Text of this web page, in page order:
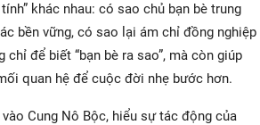
khác nhau: có sao chủ bạn bè trung
bền vững, có sao lại ám chỉ đồng nghiệp
để biết “bạn bè ra sao”, mà còn giúp
quan hệ để cuộc đời nhẹ bước hơn.
Cung Nô Bộc, hiểu sự tác động của